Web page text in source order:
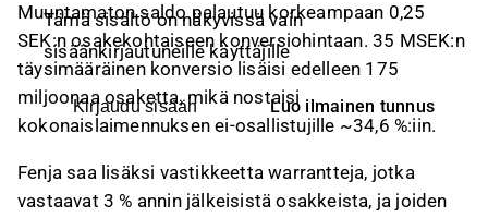
Muuntamaton saldo palautuu korkeampaan 0,25
SEK:n osakekohtaiseen konversiohintaan. 35 MSEK:n
täysimääräinen konversio lisäisi edelleen 175
miljoonaa osaketta, mikä nostaisi
kokonaislaimennuksen ei-osallistujille ~34,6 %:iin.
Fenja saa lisäksi vastikkeetta warrantteja, jotka
vastaavat 3 % annin jälkeisistä osakkeista, ja joiden
Tämä sisältö on näkyvissä vain
sisäänkirjautuneille käyttäjille
Kirjaudu sisään Luo ilmainen tunnus